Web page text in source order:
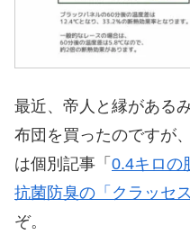
最近、帝人と縁がある
布団を買ったのですが
は個別記事「 0.4キロの
抗菌防臭の「クラッセ
ぞ。